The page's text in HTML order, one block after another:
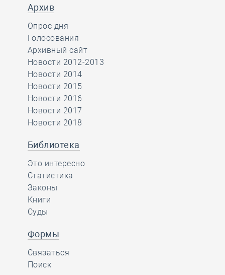
Архив
Опрос дня
Голосования
Архивный сайт
Новости 2012-2013
Новости 2014
Новости 2015
Новости 2016
Новости 2017
Новости 2018
Библиотека
Это интересно
Статистика
Законы
Книги
Суды
Формы
Связаться
Поиск